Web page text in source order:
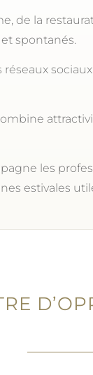
de la
spontanés.
réseaux
les
estivales